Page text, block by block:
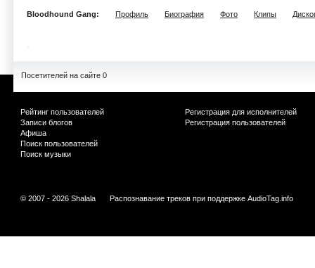
Bloodhound Gang: Профиль Биография Фото Клипы
Посетителей на сайте 0
Рейтинг пользователей
Записи блогов
Афиша
Поиск пользователей
Поиск музыки
Регистрация для исполнителей
Регистрация пользователей
© 2007 - 2026 Shalala Распознавание треков при поддержке AudioTag.info